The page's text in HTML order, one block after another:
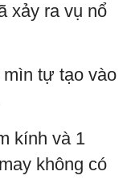
xảy ra vụ nổ
tự tạo vào
kính và 1
không có